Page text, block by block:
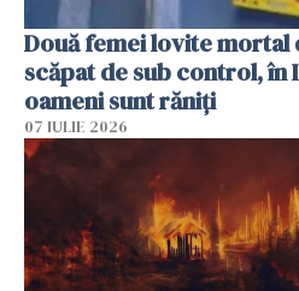
Două femei lovite mortal
scăpat de sub control, în
oameni sunt răniți
07 IULIE 2026